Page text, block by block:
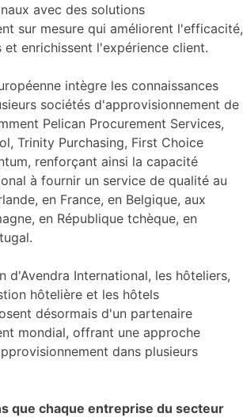
avec des solutions
sur mesure qui améliorent l'efficacité,
et enrichissent l'expérience client.
intègre les connaissances
sociétés d'approvisionnement de
Pelican Procurement Services,
Trinity Purchasing, First Choice
renforçant ainsi la capacité
à fournir un service de qualité au
en France, en Belgique, aux
en République tchèque, en
d'Avendra International, les hôteliers,
hôtelière et les hôtels
désormais d'un partenaire
mondial, offrant une approche
dans plusieurs
que chaque entreprise du secteur